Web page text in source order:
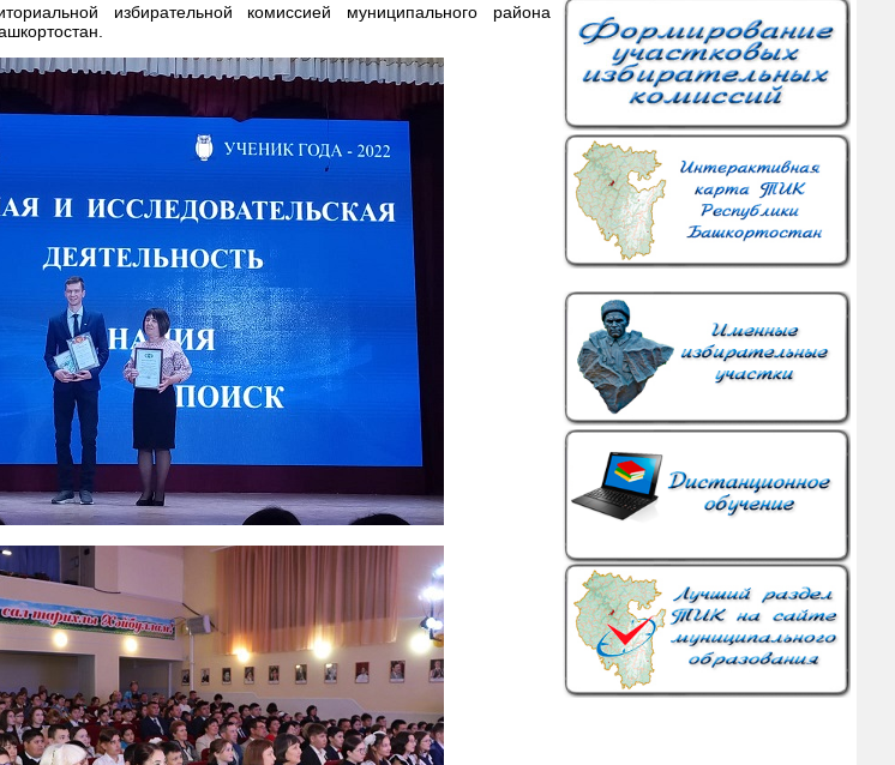
избирательной комиссией муниципального района